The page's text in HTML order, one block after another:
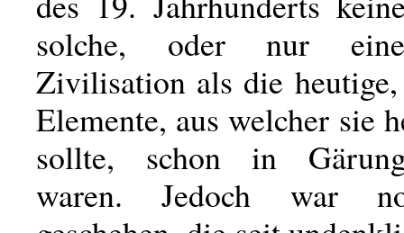
solche, oder nur
Zivilisation als die
Elemente, aus welcher sie
sollte, schon in
waren. Jedoch war